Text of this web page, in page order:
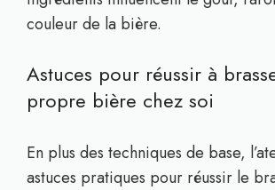
couleur de la bière.
Astuces pour réussir à
propre bière chez soi
En plus des techniques de base,
astuces pratiques pour réussir le